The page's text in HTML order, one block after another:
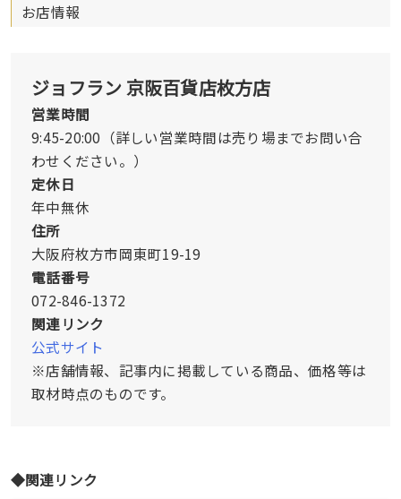
お店情報
ジョフラン 京阪百貨店枚方店
営業時間
9:45-20:00（詳しい営業時間は売り場までお問い合
わせください。）
定休日
年中無休
住所
大阪府枚方市岡東町19-19
電話番号
072-846-1372
関連リンク
公式サイト
※店舗情報、記事内に掲載している商品、価格等は
取材時点のものです。
◆関連リンク